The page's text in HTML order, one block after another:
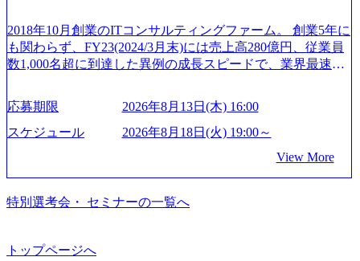
を取得 (https://www.agara.co.jp/article/382811) シンプレクスと
Xspear Consultingが、東京都港区の行政手続き100%デジタル
化を支援 (https://www.afpbb.com/articles/-/3520247) 【未経験
流工程、先端技術を学べる環境 【コンサルファーム経験
者】 ・専門領域に軸足を置きながら、他領域にもチャレン
ジできる環境 ・タイトルアップでのオファー ・現職ファー
ムより高いオファー年収 ・実力主義でプロモーションでき
る（ダブルスキップもあり） ・週に1度のアサインｍｔｇで
こまめに社員のキャリアについて検討してもらえる。結
果、なりたいキャリアを反映できるｐｊにアサインしても
るため、エンジニアの視点からも協業しクライアントへ価
日2時間15分まで、始業・終業時刻の繰り上げ・繰り下げが
可能 子の看護休暇： 子1人につき5日まで取得でき、1時間
単位で取得することも可能 家族看護休暇： 5日まで取得で
度など】 独身寮：富山事業所の近くに、白風寮と青風寮の2
つの寮があり、以下の入居基準を満たす方が入居可能で
す。 ＜入居基準＞ ・満33歳までの独身者 ・自宅から勤務地
までの通勤総時間が2時間を超えること 住宅手当： 本社の
なるため、入居基準を満たす女性には住宅手当を支給しま
による引っ越し費用は、会社が負担します。 2026年8月18日
19:30～ 所要時間 : 約1時間 2026年8月13日(木) 16:00 ＼応募
意思不問・業界未経験歓迎！／ M&A承継機構のビジョンや
業務内容、実際の働き方について詳しくお伝えするオンラ
イン説明会を開催いたします。 M&A業界に興味があり、ま
業界の情報を集めたい 働くイメージを具体的に知りたい M
&A業界にご興味がある方、転職を少しでもお考えの方はも
ちろん、情報収集をしたい方でも歓迎です。お気軽にご参
加ください。 当日は、質疑応答のお時間もご用意しており
ます。 是非、説明会にてお話できることを楽しみにしてお
ります。 説明会後にアンケート回答をお願いいたします。
オンライン(Google meets)
2018年10月創業のITコンサルティングファーム。 創業5年に
も関わらず、FY23(2024/3月末)には売上高280億円、従業員
数1,000名超に到達した異例の成長スピードで、業界最速と
成⻑を遂げている。 現在コンサルティングファームでは外
資も含めて売上高TOP10にランクインしている。 主力事業
はITコンサルティング。幅広い業界の大企業を中心に、IT
支援している。 他方、インキュベーション事業を手掛けて
いるのも同社の特徴であり、 自社で新規事業開発も手掛け
つつ、複数社への出資～ハンズオン支援も行っている。 (参
ングファームや、Slerなどから優秀層が多数ジョイン。 http
応募期限
2026年8月13日(木) 16:00
スケジュール
2026年8月18日(火) 19:00～
View More
特別選考会・ セミナーの一覧へ
トップページへ